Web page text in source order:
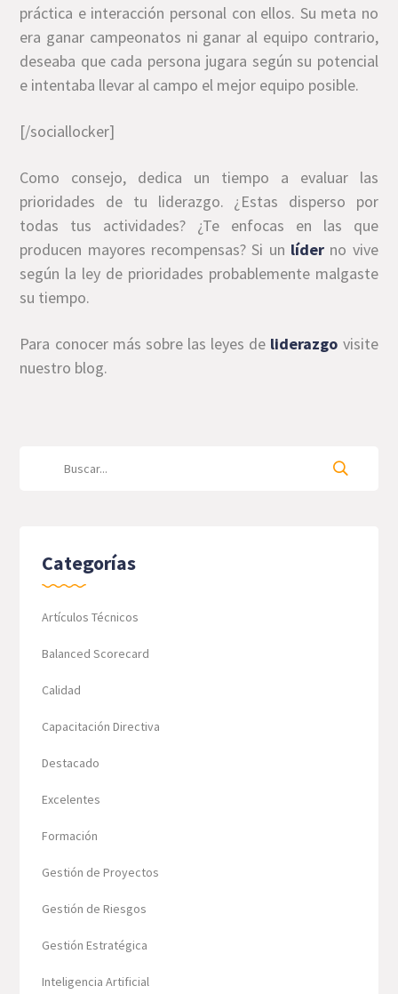
práctica e interacción personal con ellos. Su meta no
era ganar campeonatos ni ganar al equipo contrario,
deseaba que cada persona jugara según su potencial
e intentaba llevar al campo el mejor equipo posible.
[/sociallocker]
Como consejo, dedica un tiempo a evaluar las
prioridades de tu liderazgo. ¿Estas disperso por
todas tus actividades? ¿Te enfocas en las que
producen mayores recompensas? Si un líderno vive
según la ley de prioridades probablemente malgaste
su tiempo.
Para conocer más sobre las leyes de liderazgo visite
nuestro blog.
Categorías
Artículos Técnicos
Balanced Scorecard
Calidad
Capacitación Directiva
Destacado
Excelentes
Formación
Gestión de Proyectos
Gestión de Riesgos
Gestión Estratégica
Inteligencia Artificial